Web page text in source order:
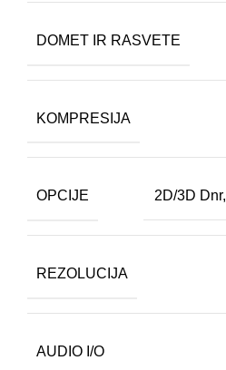
DOMET IR RASVETE
KOMPRESIJA
OPCIJE 2D/3D Dnr,
REZOLUCIJA
AUDIO I/O